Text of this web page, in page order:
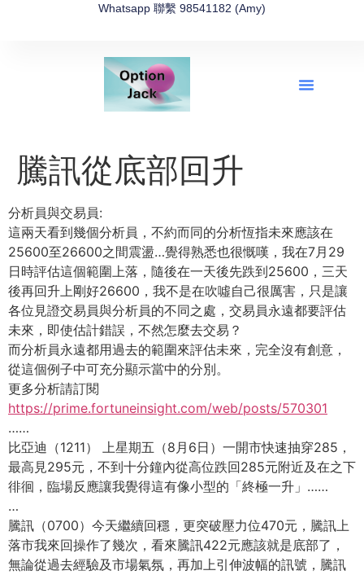
Whatsapp 聯繫 98541182 (Amy)
騰訊從底部回升
分析員與交易員:
這兩天看到幾個分析員， 不約而同的分析恆指未來應該在
25600至26600之間震盪…覺得熟悉也很慨嘆，我在7月29
日時評估這個範圍上落， 隨後在一天後先跌到25600，三天
後再回升上剛好26600， 我不是在吹噓自己很厲害， 只是讓
各位見證交易員與分析員的不同之處， 交易員永遠都要評估
未來，即使估計錯誤，不然怎麼去交易？
而分析員永遠都用過去的範圍來評估未來，完全沒有創意，
從這個例子中可充分顯示當中的分別。
更多分析請訂閱
https://prime.fortuneinsight.com/web/posts/570301
……
比亞迪（1211） 上星期五（8月6日）一開市快速抽穿285，
最高見295元， 不到十分鐘內從高位跌回285元附近及在之下
徘徊， 臨場反應讓我覺得這有像小型的「終極一升」……
…
騰訊（0700）今天繼續回穩，更突破壓力位470元， 騰訊上
落市我來回操作了幾次，看來騰訊422元應該就是底部了，
無論從過去經驗及市場氣氛，再加上引伸波幅的訊號， 騰訊